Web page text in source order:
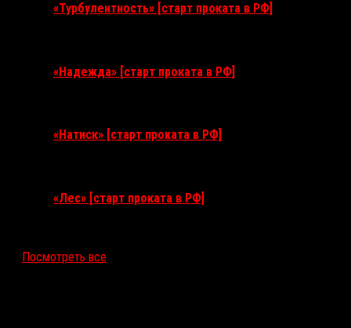
«Турбулентность» [старт проката в РФ]
«Надежда» [старт проката в РФ]
«Натиск» [старт проката в РФ]
«Лес» [старт проката в РФ]
Посмотреть все